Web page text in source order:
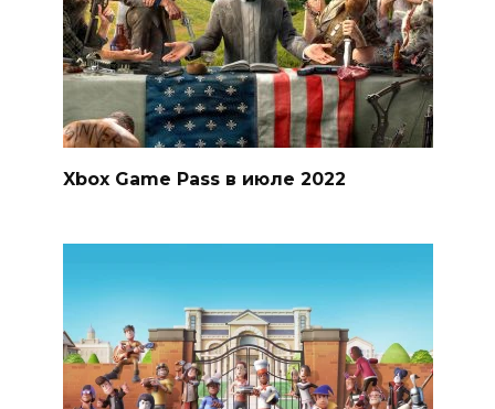
Xbox Game Pass в июле 2022